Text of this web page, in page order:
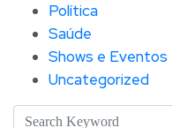
Política
Saúde
Shows e Eventos
Uncategorized